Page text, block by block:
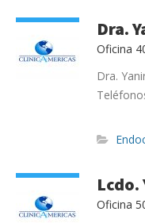
Dra.
Oficina
Dra.
Lcdo.
Oficina